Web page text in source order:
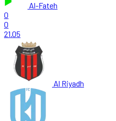
Al-Fateh
0
0
21.05
Al Riyadh